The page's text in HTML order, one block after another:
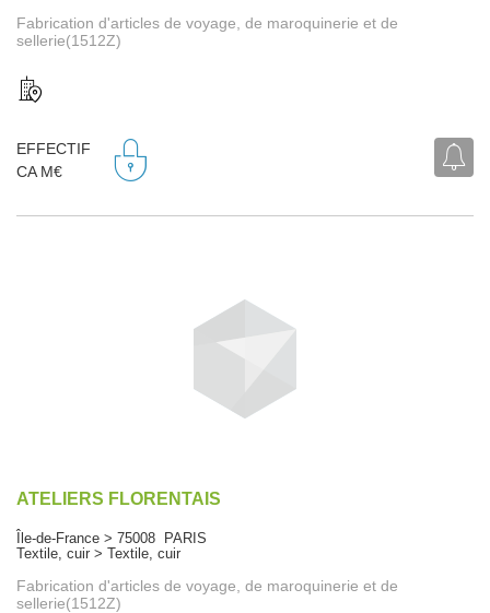
Fabrication d'articles de voyage, de maroquinerie et de
sellerie(1512Z)
EFFECTIF
CA M€
ATELIERS FLORENTAIS
Île-de-France > 75008 PARIS
Textile, cuir > Textile, cuir
Fabrication d'articles de voyage, de maroquinerie et de
sellerie(1512Z)